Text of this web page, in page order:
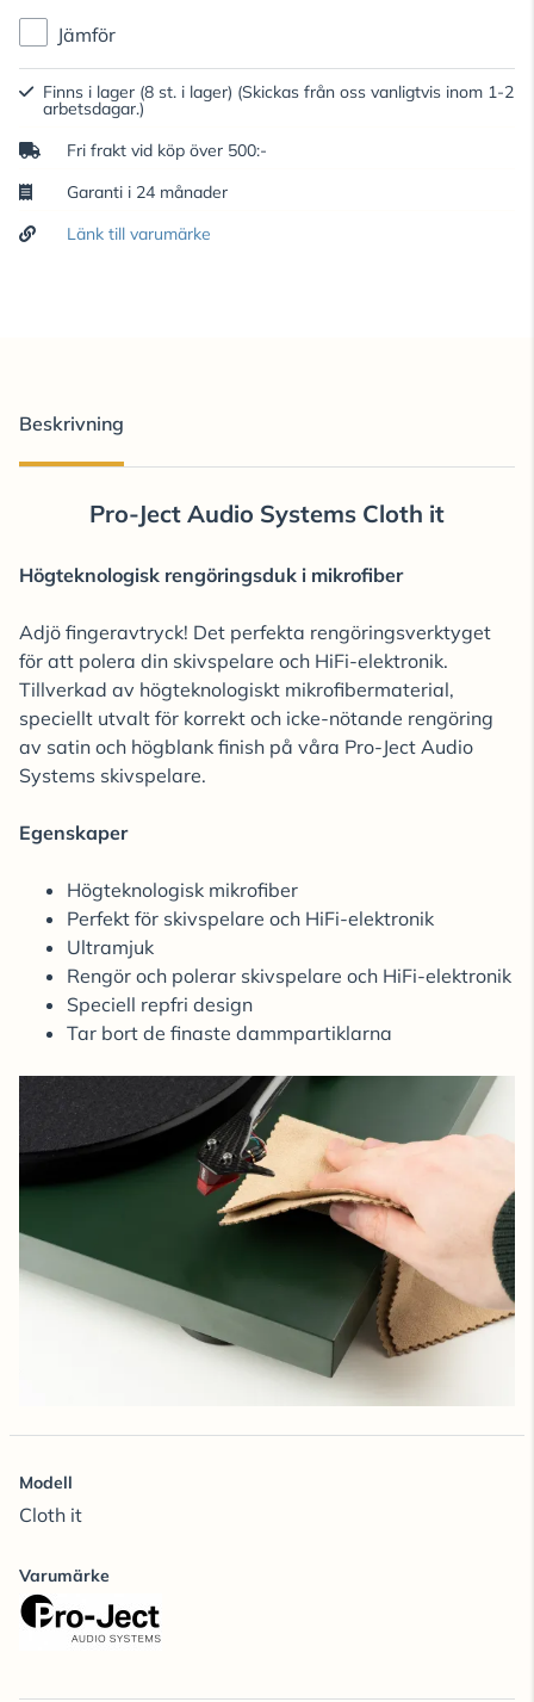
Jämför
Finns i lager (8 st. i lager) (Skickas från oss vanligtvis inom 1-2
arbetsdagar.)
Fri frakt vid köp över 500:-
Garanti i 24 månader
Länk till varumärke
Beskrivning
Pro-Ject Audio Systems Cloth it
Högteknologisk rengöringsduk i mikrofiber
Adjö fingeravtryck! Det perfekta rengöringsverktyget
för att polera din skivspelare och HiFi-elektronik.
Tillverkad av högteknologiskt mikrofibermaterial,
speciellt utvalt för korrekt och icke-nötande rengöring
av satin och högblank finish på våra Pro-Ject Audio
Systems skivspelare.
Egenskaper
Högteknologisk mikrofiber
Perfekt för skivspelare och HiFi-elektronik
Ultramjuk
Rengör och polerar skivspelare och HiFi-elektronik
Speciell repfri design
Tar bort de finaste dammpartiklarna
Modell
Cloth it
Varumärke